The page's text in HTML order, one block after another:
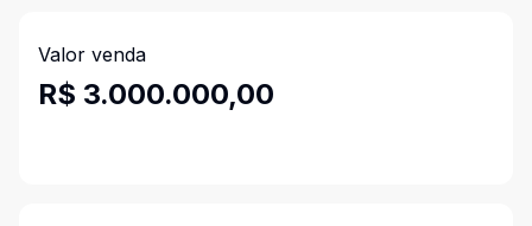
Valor venda
R$ 3.000.000,00